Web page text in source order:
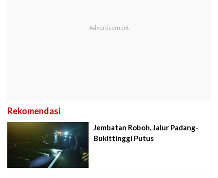
Rekomendasi
Jembatan Roboh, Jalur Padang-
Bukittinggi Putus